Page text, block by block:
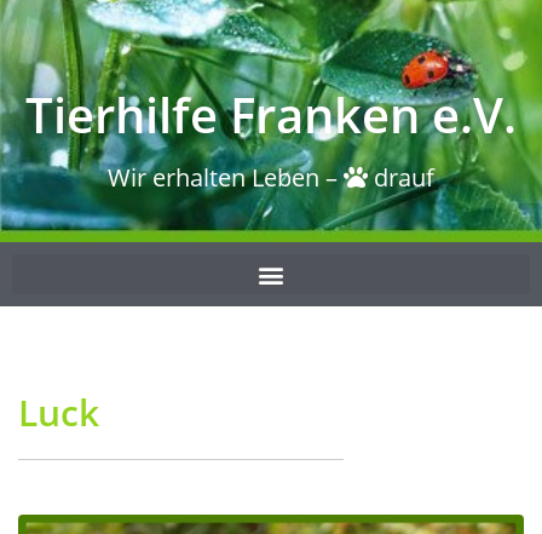
Tierhilfe Franken e.V.
Wir erhalten Leben – drauf
Luck